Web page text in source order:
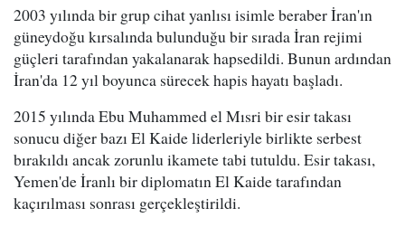
2003 yılında bir grup cihat yanlısı isimle beraber İran'ın
güneydoğu kırsalında bulunduğu bir sırada İran rejimi
güçleri tarafından yakalanarak hapsedildi. Bunun ardından
İran'da 12 yıl boyunca sürecek hapis hayatı başladı.
2015 yılında Ebu Muhammed el Mısri bir esir takası
sonucu diğer bazı El Kaide liderleriyle birlikte serbest
bırakıldı ancak zorunlu ikamete tabi tutuldu. Esir takası,
Yemen'de İranlı bir diplomatın El Kaide tarafından
kaçırılması sonrası gerçekleştirildi.